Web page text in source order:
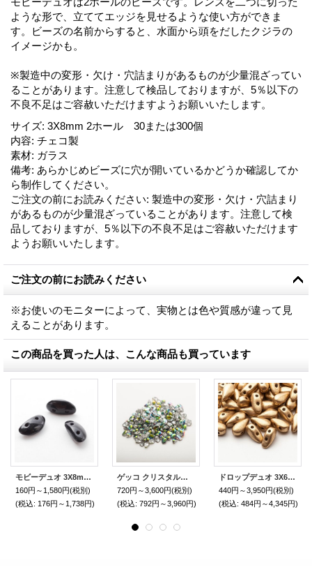
ような形で、立ててエッジを見せるような使い方ができま
す。ビーズの名前からすると、水面から頭をだしたクジラの
イメージかも。
※製造中の変形・欠け・穴詰まりがあるものが少量混ざってい
ることがあります。注意して検品しておりますが、5％以下の
不良不足はご容赦いただけますようお願いいたします。
サイズ: 3X8mm 2ホール 30または300個
内容: チェコ製
素材: ガラス
備考: あらかじめビーズに穴が開いているかどうか確認してか
ら制作してください。
ご注文の前にお読みください: 製造中の変形・欠け・穴詰まり
があるものが少量混ざっていることがあります。注意して検
品しておりますが、5％以下の不良不足はご容赦いただけます
ようお願いいたします。
ご注文の前にお読みください
※お使いのモニターによって、実物とは色や質感が違って見
えることがあります。
この商品を買った人は、こんな商品も買っています
モビーデュオ 3X8mm ジェット（30/300個）
160円～1,580円(税別)
(税込: 176円～1,738円)
ゲッコ クリスタルヴィトレイユBead Art 34号 作品 ゲッコのフラワーネックレス 使用ビーズ
720円～3,600円(税別)
(税込: 792円～3,960円)
ドロップデュオ 3X6mm アズテックゴールド（60/600個）
440円～3,950円(税別)
(税込: 484円～4,345円)